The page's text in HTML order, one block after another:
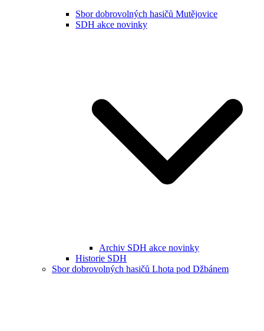
Sbor dobrovolných hasičů Mutějovice
SDH akce novinky
Archiv SDH akce novinky
Historie SDH
Sbor dobrovolných hasičů Lhota pod Džbánem